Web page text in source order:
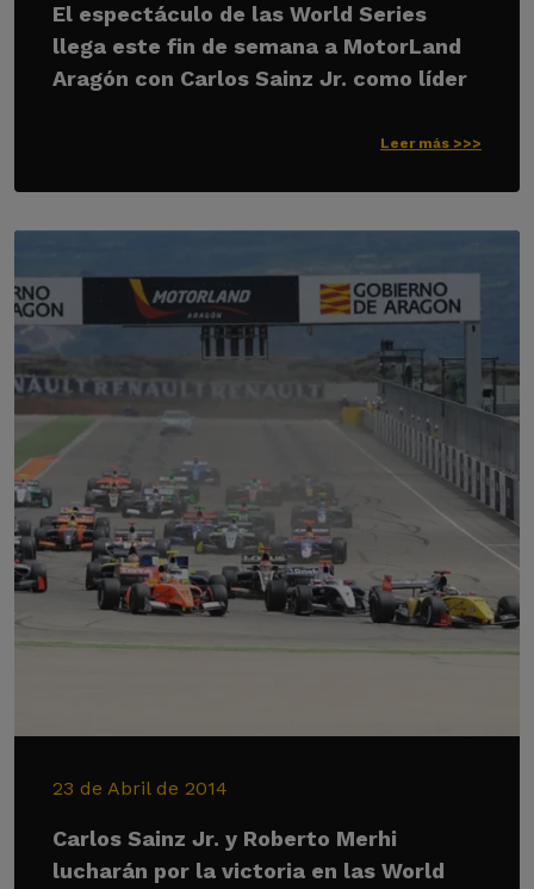
El espectáculo de las World Series
llega este fin de semana a MotorLand
Aragón con Carlos Sainz Jr. como líder
Leer más >>>
23 de Abril de 2014
Carlos Sainz Jr. y Roberto Merhi
lucharán por la victoria en las World